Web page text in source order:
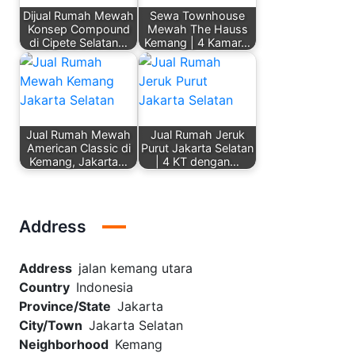
Dijual Rumah Mewah
Konsep Compound
di Cipete Selatan…
Sewa Townhouse
Mewah The Hauss
Kemang | 4 Kamar…
Jual Rumah Mewah
American Classic di
Kemang, Jakarta…
Jual Rumah Jeruk
Purut Jakarta Selatan
| 4 KT dengan…
Address
Address jalan kemang utara
Country Indonesia
Province/State Jakarta
City/Town Jakarta Selatan
Neighborhood Kemang